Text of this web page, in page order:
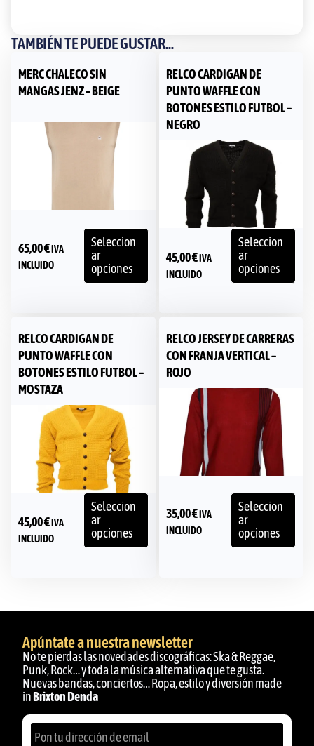
TAMBIÉN TE PUEDE GUSTAR...
MERC CHALECO SIN
MANGAS JENZ – BEIGE
65,00€ IVA
INCLUIDO
Seleccion
ar
opciones
RELCO CARDIGAN DE
PUNTO WAFFLE CON
BOTONES ESTILO FUTBOL –
NEGRO
45,00€ IVA
INCLUIDO
Seleccion
ar
opciones
RELCO CARDIGAN DE
PUNTO WAFFLE CON
BOTONES ESTILO FUTBOL –
MOSTAZA
45,00€ IVA
INCLUIDO
Seleccion
ar
opciones
RELCO JERSEY DE CARRERAS
CON FRANJA VERTICAL –
ROJO
35,00€ IVA
INCLUIDO
Seleccion
ar
opciones
Apúntate a nuestra newsletter
No te pierdas las novedades discográficas: Ska & Reggae,
Punk, Rock… y toda la música alternativa que te gusta.
Nuevas bandas, conciertos… Ropa, estilo y diversión made
in Brixton Denda